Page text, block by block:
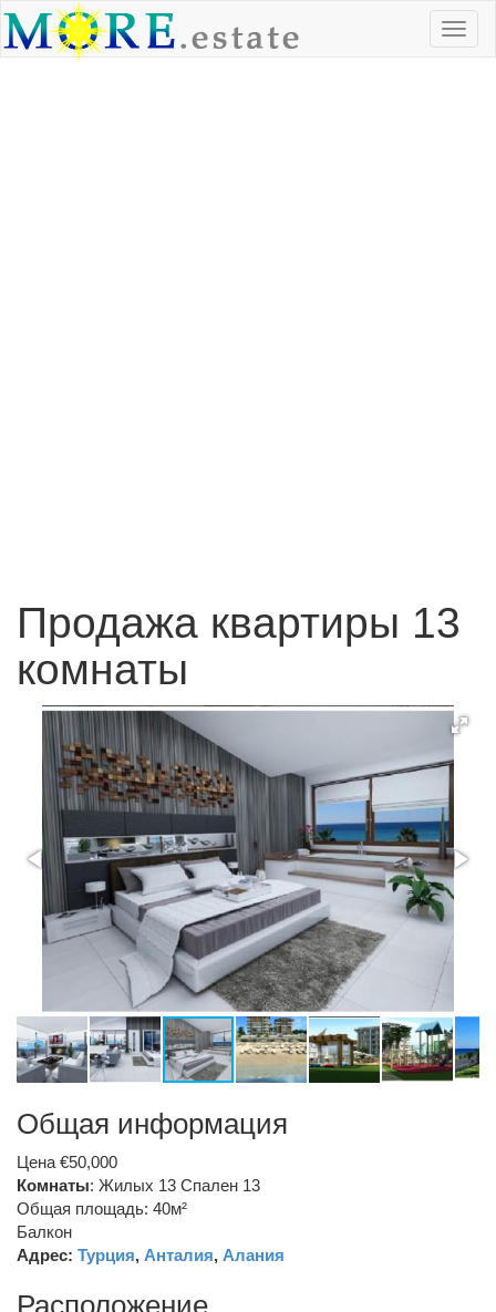
Продажа квартиры 13
комнаты
Общая информация
Цена €50,000
Комнаты: Жилых 13 Спален 13
Общая площадь: 40м²
Балкон
Адрес: Турция, Анталия, Алания
Расположение